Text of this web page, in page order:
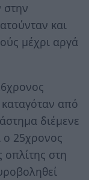
στην
και
μέχρι αργά
από
διέμενε
ο 25χρονος
οπλίτης στη